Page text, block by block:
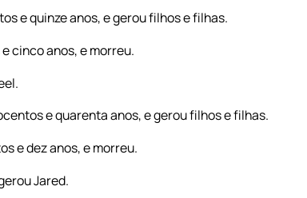
e quinze anos, e gerou filhos e filhas.
cinco anos, e morreu.
e quarenta anos, e gerou filhos e filhas.
e dez anos, e morreu.
Jared.